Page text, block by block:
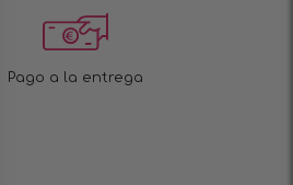
Pago a la entrega